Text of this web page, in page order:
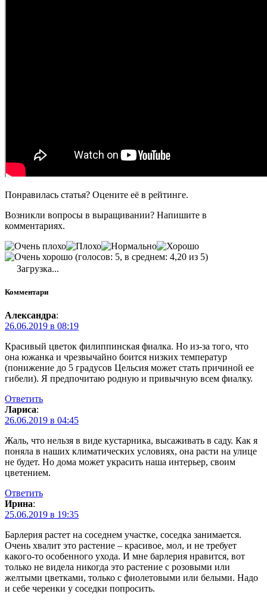
Понравилась статья? Оцените её в рейтинге.
Возникли вопросы в выращивании? Напишите в
комментариях.
(голосов: 5, в среднем: 4,20 из 5)
Загрузка...
Комментари
Александра:
26.06.2019 в 08:19
Красивый цветок филиппинская фиалка. Но из-за того, что
она южанка и чрезвычайно боится низких температур
(понижение до 5 градусов Цельсия может стать причиной ее
гибели). Я предпочитаю родную и привычную всем фиалку.
Ответить
Лариса:
26.06.2019 в 04:45
Жаль, что нельзя в виде кустарника, высаживать в саду. Как я
поняла в наших климатических условиях, она расти на улице
не будет. Но дома может украсить наша интерьер, своим
цветением.
Ответить
Ирина:
25.06.2019 в 19:35
Барлерия растет на соседнем участке, соседка занимается.
Очень хвалит это растение – красивое, мол, и не требует
какого-то особенного ухода. И мне барлерия нравится, вот
только не видела никогда это растение с розовыми или
желтыми цветками, только с фиолетовыми или белыми. Надо
и себе черенки у соседки попросить.